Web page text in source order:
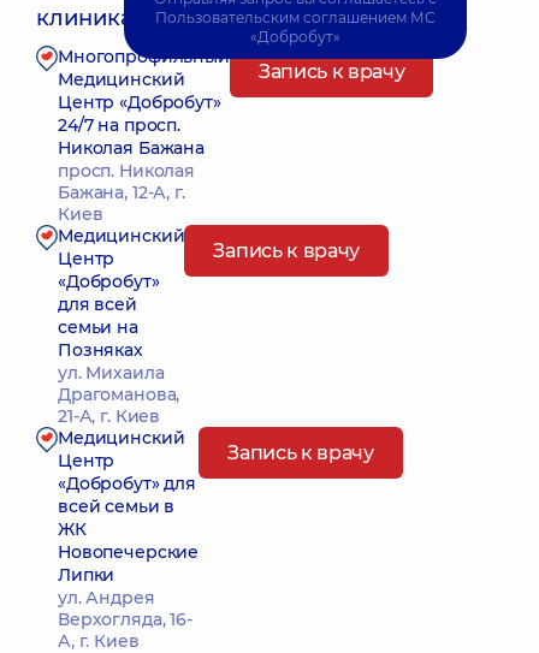
клиниках:
Многопрофильный
Медицинский
Центр «Добробут»
24/7 на просп.
Николая Бажана
просп. Николая
Бажана, 12-А, г.
Киев
Запись к врачу
Медицинский
Центр
«Добробут»
для всей
семьи на
Позняках
ул. Михаила
Драгоманова,
21-А, г. Киев
Запись к врачу
Медицинский
Центр
«Добробут» для
всей семьи в
ЖК
Новопечерские
Липки
ул. Андрея
Верхогляда, 16-
А, г. Киев
Запись к врачу
Пользовательским соглашением МС
«Добробут»